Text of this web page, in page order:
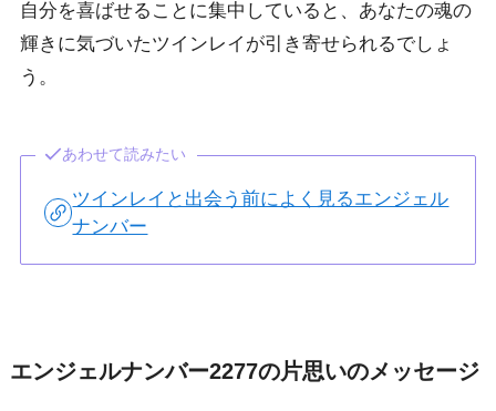
自分を喜ばせることに集中していると、あなたの魂の
輝きに気づいたツインレイが引き寄せられるでしょ
う。
あわせて読みたい
ツインレイと出会う前によく見るエンジェル
ナンバー
エンジェルナンバー2277の片思いのメッセージ